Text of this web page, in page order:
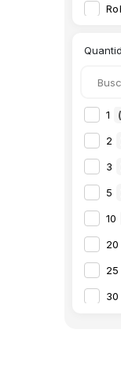
1
2
3
5
10
20
25
30